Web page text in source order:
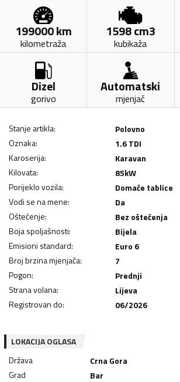
199000km
kilometraža
1598cm3
kubikaža
Dizel
gorivo
Automatski
mjenjač
Stanje artikla:
Polovno
Oznaka:
1.6 TDI
Karoserija:
Karavan
Kilovata: 85kW
Porijeklo vozila:
Domaće tablice
Vodi se na mene:
Da
Oštećenje:
Bez oštećenja
Boja spoljašnosti:
Bijela
Emisioni standard:
Euro 6
Broj brzina mjenjača:
7
Pogon:
Prednji
Strana volana:
Lijeva
Registrovan do: 06/2026
LOKACIJA OGLASA
Država
Crna Gora
Grad
Bar